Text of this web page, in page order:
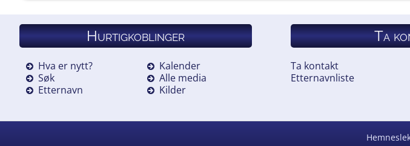
Hurtigkoblinger
Hva er nytt?
Søk
Etternavn
Kalender
Alle media
Kilder
Ta
Ta kontakt
Etternavnliste